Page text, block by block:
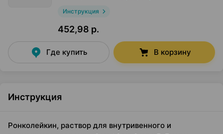
Инструкция
452,98 р.
Где купить В корзину
Инструкция
Ронколейкин, раствор для внутривенного и